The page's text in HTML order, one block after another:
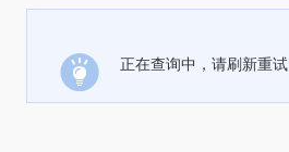
正在查询中，请刷新重试